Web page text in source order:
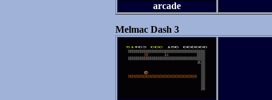
arcade
Melmac Dash 3